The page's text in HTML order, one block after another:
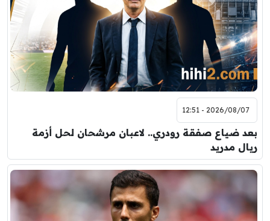
2026/08/07 - 12:51
بعد ضياع صفقة رودري.. لاعبان مرشحان لحل أزمة
ريال مدريد